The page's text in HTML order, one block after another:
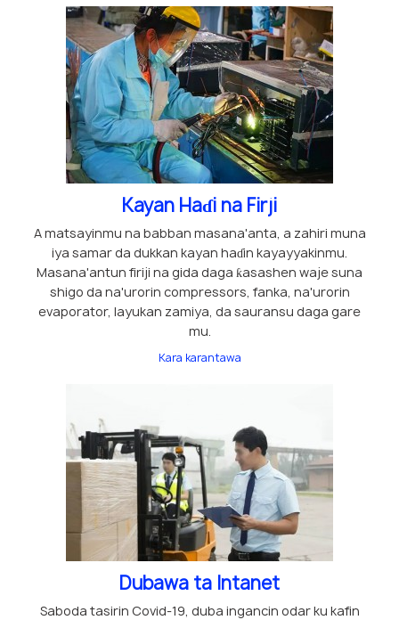
Kayan Haɗi na Firji
A matsayinmu na babban masana'anta, a zahiri muna
iya samar da dukkan kayan haɗin kayayyakinmu.
Masana'antun firiji na gida daga ƙasashen waje suna
shigo da na'urorin compressors, fanka, na'urorin
evaporator, layukan zamiya, da sauransu daga gare
mu.
Kara karantawa
Dubawa ta Intanet
Saboda tasirin Covid-19, duba ingancin odar ku kafin